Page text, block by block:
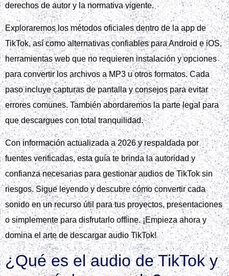
derechos de autor y la normativa vigente.
Exploraremos los métodos oficiales dentro de la app de
TikTok, así como alternativas confiables para Android e iOS,
herramientas web que no requieren instalación y opciones
para convertir los archivos a MP3 u otros formatos. Cada
paso incluye capturas de pantalla y consejos para evitar
errores comunes. También abordaremos la parte legal para
que descargues con total tranquilidad.
Con información actualizada a 2026 y respaldada por
fuentes verificadas, esta guía te brinda la autoridad y
confianza necesarias para gestionar audios de TikTok sin
riesgos. Sigue leyendo y descubre cómo convertir cada
sonido en un recurso útil para tus proyectos, presentaciones
o simplemente para disfrutarlo offline. ¡Empieza ahora y
domina el arte de descargar audio TikTok!
¿Qué es el audio de TikTok y